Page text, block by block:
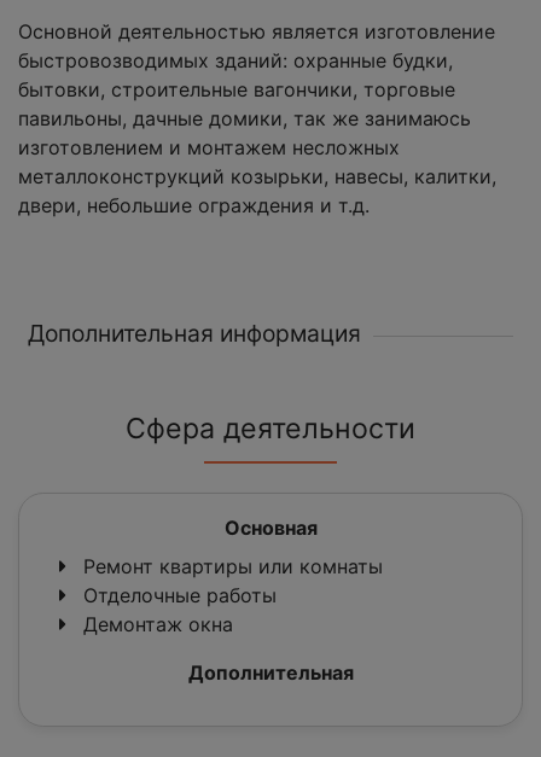
Основной деятельностью является изготовление
быстровозводимых зданий: охранные будки,
бытовки, строительные вагончики, торговые
павильоны, дачные домики, так же занимаюсь
изготовлением и монтажем несложных
металлоконструкций козырьки, навесы, калитки,
двери, небольшие ограждения и т.д.
Дополнительная информация
Сфера деятельности
Основная
Ремонт квартиры или комнаты
Отделочные работы
Демонтаж окна
Дополнительная